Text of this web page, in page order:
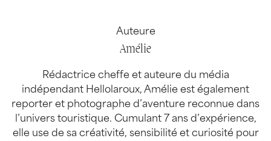
Auteure
Amélie
Rédactrice cheffe et auteure du média
indépendant Hellolaroux, Amélie est également
reporter et photographe d’aventure reconnue dans
l’univers touristique. Cumulant 7 ans d’expérience,
elle use de sa créativité, sensibilité et curiosité pour